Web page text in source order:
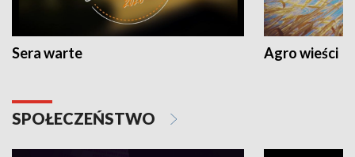
Sera warte Agro wieści
SPOŁECZEŃSTWO